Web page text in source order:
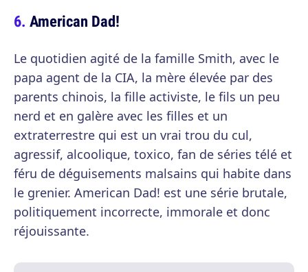
American Dad!
Le quotidien agité de la famille Smith, avec le
papa agent de la CIA, la mère élevée par des
parents chinois, la fille activiste, le fils un peu
nerd et en galère avec les filles et un
extraterrestre qui est un vrai trou du cul,
agressif, alcoolique, toxico, fan de séries télé et
féru de déguisements malsains qui habite dans
le grenier. American Dad! est une série brutale,
politiquement incorrecte, immorale et donc
réjouissante.